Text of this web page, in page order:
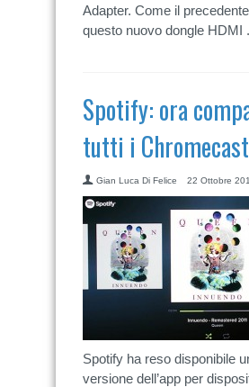
Adapter. Come il
questo nuovo dongle HDMI
Spotify: ora
tutti i Chromecast
Gian Luca Di Felice 22 Ottobre
Spotify ha reso disponibile
versione dell’app per